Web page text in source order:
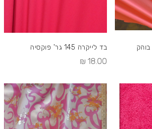
בד לייקרה 145 גר' פוקסיה
18.00 ₪